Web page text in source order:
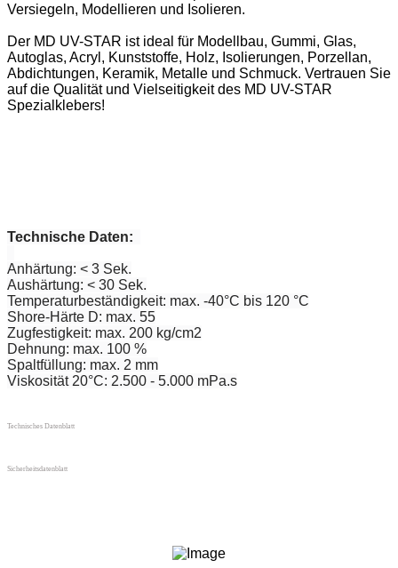
Versiegeln, Modellieren und Isolieren.
Der MD UV-STAR ist ideal für Modellbau, Gummi, Glas,
Autoglas, Acryl, Kunststoffe, Holz, Isolierungen, Porzellan,
Abdichtungen, Keramik, Metalle und Schmuck. Vertrauen Sie
auf die Qualität und Vielseitigkeit des MD UV-STAR
Spezialklebers!
Technische Daten:
Anhärtung: < 3 Sek.
Aushärtung: < 30 Sek.
Temperaturbeständigkeit: max. -40°C bis 120 °C
Shore-Härte D: max. 55
Zugfestigkeit: max. 200 kg/cm2
Dehnung: max. 100 %
Spaltfüllung: max. 2 mm
Viskosität 20°C: 2.500 - 5.000 mPa.s
Technisches Datenblatt
Sicherheitsdatenblatt